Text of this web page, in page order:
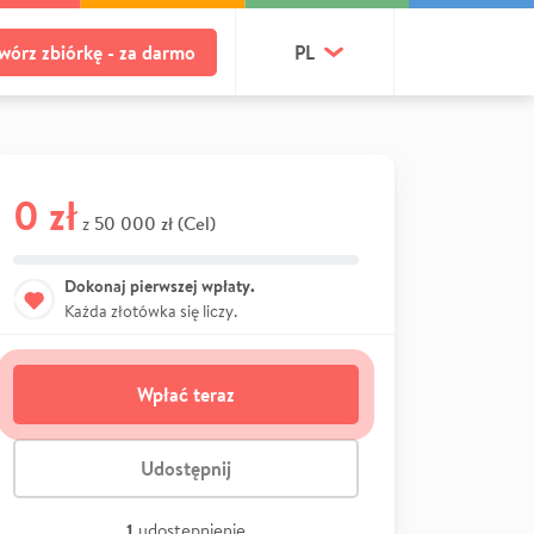
zbiórkę - za darmo PL
0 zł z 50 000 zł (Cel)
Dokonaj pierwszej wpłaty.
Każda złotówka się liczy.
Wpłać teraz
Udostępnij